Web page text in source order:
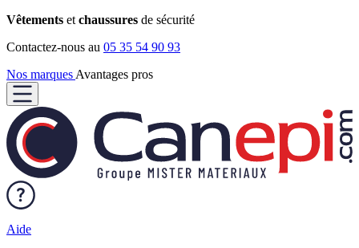
Vêtements et chaussures de sécurité
Contactez-nous au 05 35 54 90 93
Nos marques Avantages pros
Aide